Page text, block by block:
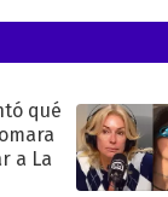
qué
a La